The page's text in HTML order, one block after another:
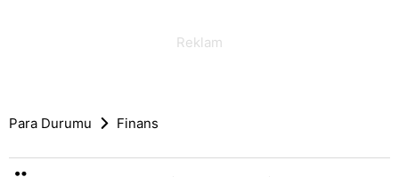
Para Durumu Finans